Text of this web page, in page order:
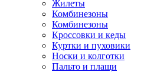
Жилеты
Комбинезоны
Комбинезоны
Кроссовки и кеды
Куртки и пуховики
Носки и колготки
Пальто и плащи